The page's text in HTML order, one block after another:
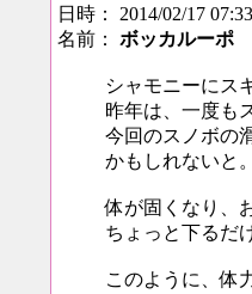
日時： 2014/02/17 07:33
名前： ボッカルーポ
シャモニーにス
昨年は、一度も
今回のスノボの
かもしれないと
体が固くなり、
ちょっと下るだ
このように、体